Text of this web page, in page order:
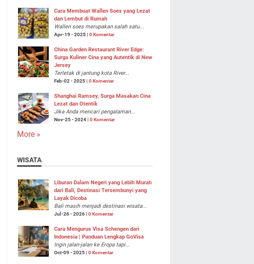
Cara Membuat Wallen Soes yang Lezat
dan Lembut di Rumah
Wallen soes merupakan salah satu...
Apr-19 - 2025 | 0 Komentar
China Garden Restaurant River Edge:
Surga Kuliner Cina yang Autentik di New
Jersey
Terletak di jantung kota River...
Feb-02 - 2025 | 0 Komentar
Shanghai Ramsey, Surga Masakan Cina
Lezat dan Otentik
Jika Anda mencari pengalaman...
Nov-25 - 2024 | 0 Komentar
More »
WISATA
Liburan Dalam Negeri yang Lebih Murah
dari Bali, Destinasi Tersembunyi yang
Layak Dicoba
Bali masih menjadi destinasi wisata...
Jul-26 - 2026 | 0 Komentar
Cara Mengurus Visa Schengen dari
Indonesia | Panduan Lengkap GoVisa
Ingin jalan-jalan ke Eropa tapi...
Oct-09 - 2025 | 0 Komentar